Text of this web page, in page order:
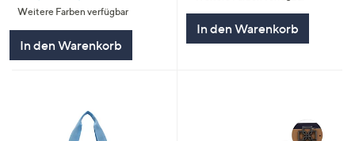
Weitere Farben verfügbar
In den Warenkorb
In den Warenkorb